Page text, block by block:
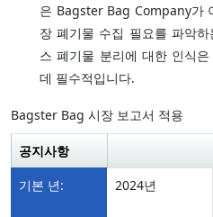
은 Bagster Bag Company가
장 폐기물 수집 필요를 파악
스 폐기물 분리에 대한 인식
데 필수적입니다.
Bagster Bag 시장 보고서 적용
공지사항
기본 년:
2024년